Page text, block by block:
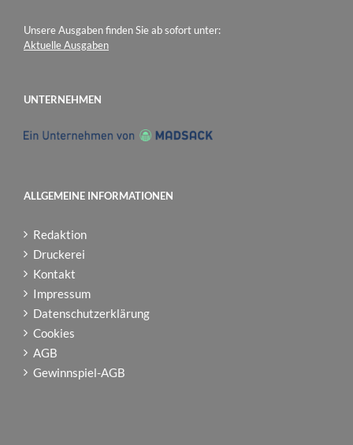
Unsere Ausgaben finden Sie ab sofort unter:
Aktuelle Ausgaben
UNTERNEHMEN
ALLGEMEINE INFORMATIONEN
Redaktion
Druckerei
Kontakt
Impressum
Datenschutzerklärung
Cookies
AGB
Gewinnspiel-AGB